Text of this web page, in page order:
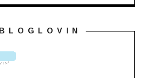
B L O G L O V I N